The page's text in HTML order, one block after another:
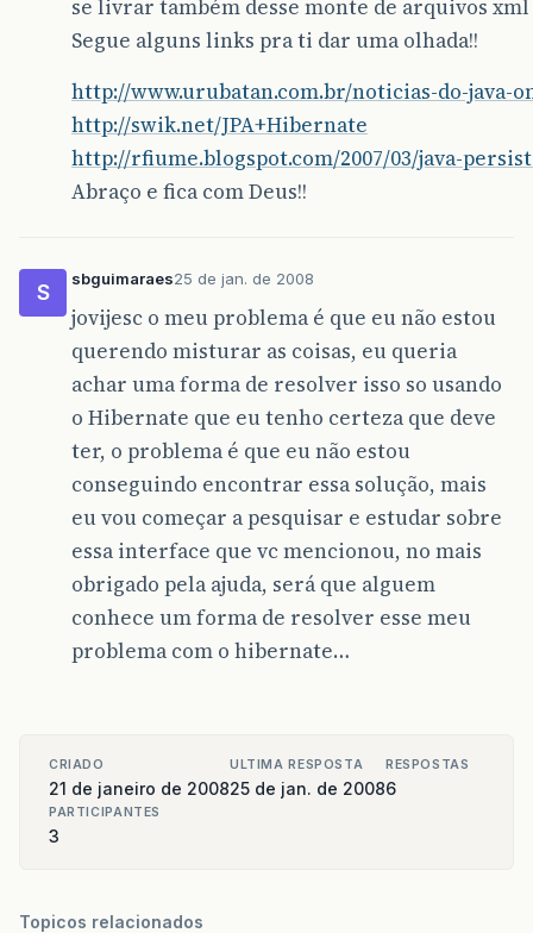
se livrar também desse monte de arquivos
Segue alguns links pra ti dar uma olhada!!
http://www.urubatan.com.br/noticias-do-java-
http://swik.net/JPA+Hibernate
http://rfiume.blogspot.com/2007/03/java-
Abraço e fica com Deus!!
S
sbguimaraes25 de jan. de 2008
jovijesc o meu problema é que eu não estou
querendo misturar as coisas, eu queria
achar uma forma de resolver isso so usando
o Hibernate que eu tenho certeza que deve
ter, o problema é que eu não estou
conseguindo encontrar essa solução, mais
eu vou começar a pesquisar e estudar sobre
essa interface que vc mencionou, no mais
obrigado pela ajuda, será que alguem
conhece um forma de resolver esse meu
problema com o hibernate…
CRIADO
21 de janeiro de 2008
ULTIMA RESPOSTA
25 de jan. de 2008
RESPOSTAS
6
PARTICIPANTES
3
Topicos relacionados